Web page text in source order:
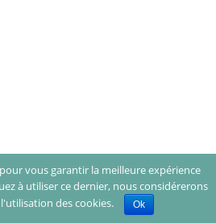
vous garantir la meilleure expérience
à utiliser ce dernier, nous considérerons
des cookies.
Ok